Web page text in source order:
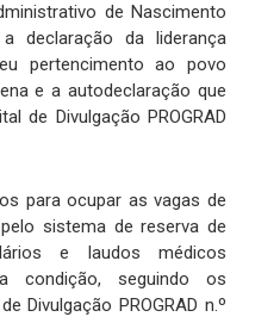
de Nascimento
declaração da liderança
pertencimento ao povo
e a autodeclaração que
de Divulgação PROGRAD
para ocupar as vagas de
sistema de reserva de
e laudos médicos
condição, seguindo os
Divulgação PROGRAD n.º